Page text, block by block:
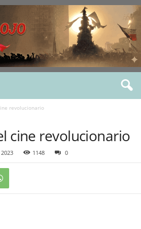
revolucionario
cine revolucionario
1148 0